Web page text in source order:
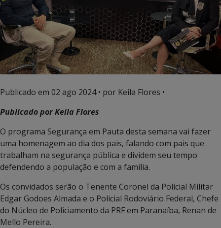
Publicado em 02 ago 2024• por Keila Flores •
Publicado por Keila Flores
O programa Segurança em Pauta desta semana vai fazer
uma homenagem ao dia dos pais, falando com pais que
trabalham na segurança pública e dividem seu tempo
defendendo a população e com a família.
Os convidados serão o Tenente Coronel da Policial Militar
Edgar Godoes Almada e o Policial Rodoviário Federal, Chefe
do Núcleo de Policiamento da PRF em Paranaíba, Renan de
Mello Pereira.